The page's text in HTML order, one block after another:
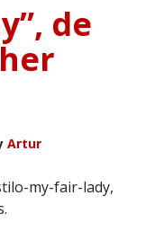
de
Artur
my-fair-lady,